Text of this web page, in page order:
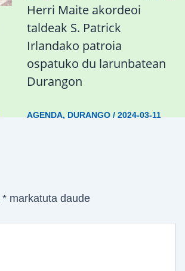
Herri Maite akordeoi
taldeak S. Patrick
Irlandako patroia
ospatuko du larunbatean
Durangon
AGENDA,DURANGO/2024-03-11
*markatuta daude